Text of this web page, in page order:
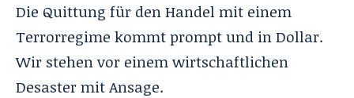
Die Quittung für den Handel mit einem
Terrorregime kommt prompt und in Dollar.
Wir stehen vor einem wirtschaftlichen
Desaster mit Ansage.